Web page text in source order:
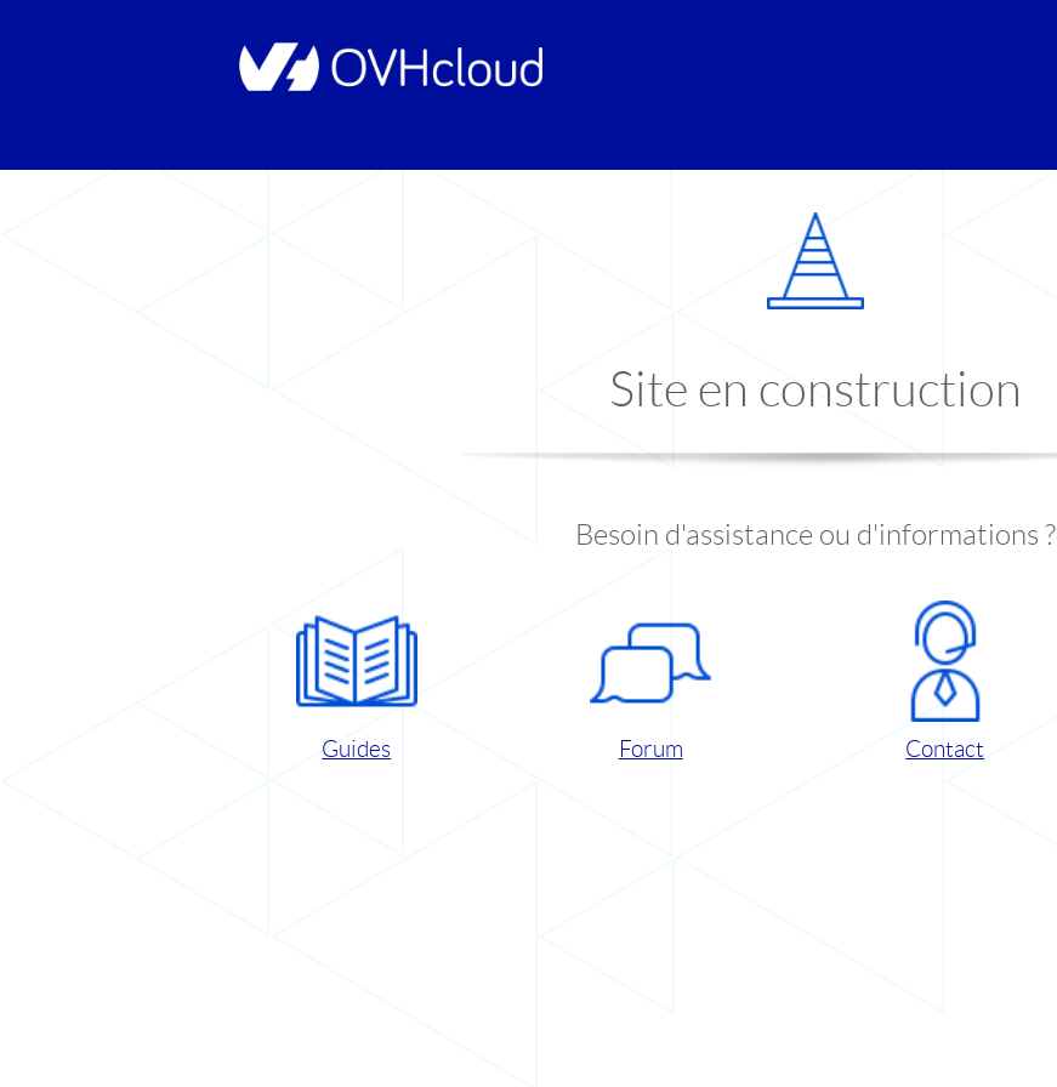
Site en construction
Besoin d'assistance ou d'informations ?
Guides Forum Contact